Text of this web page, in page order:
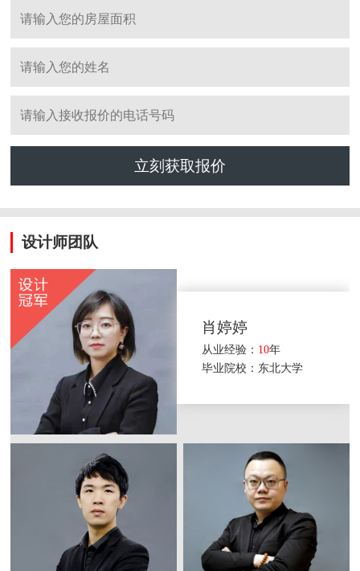
立刻获取报价
设计师团队
肖婷婷
从业经验： 10年
毕业院校：东北大学